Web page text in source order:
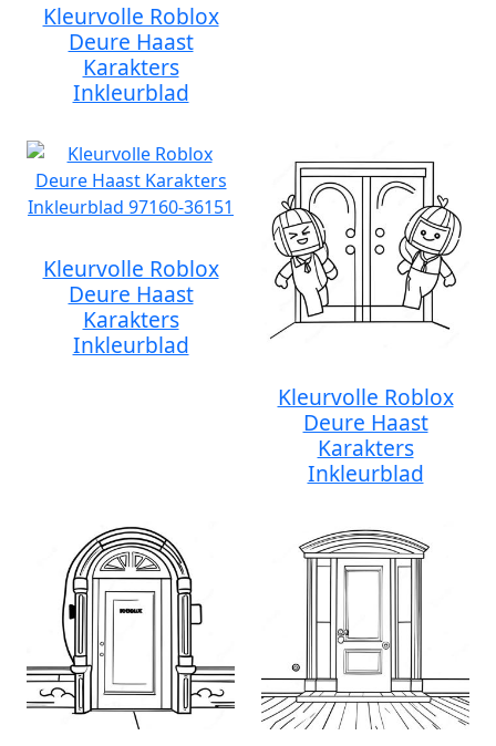
Kleurvolle Roblox
Deure Haast
Karakters
Inkleurblad
Kleurvolle Roblox
Deure Haast
Karakters
Inkleurblad
Kleurvolle Roblox
Deure Haast
Karakters
Inkleurblad